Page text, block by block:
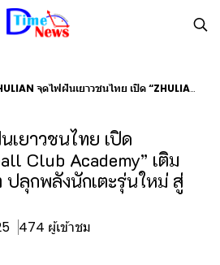
จุดไฟฝันเยาวชนไทย เปิด “ZHULIAN Football Club Academy” เติมโอกาส เปลี่ยนชีวิต ปลุกพลังนักเตะรุ่นใหม่ สู่สนามระดับชาติ
เยาวชนไทย เปิด
Club Academy” เติม
ปลุกพลังนักเตะรุ่นใหม่ สู่
474 ผู้เข้าชม